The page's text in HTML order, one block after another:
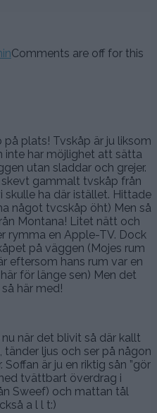
Comments are off for this
plats! Tvskåp är ju liksom
har möjlighet att sätta
utan sladdar och grejer.
gammalt tvskåp från
skulle ha där istället. Hittade
något tvcskåp öht) Men så
Montana! Litet nätt och
rymma en Apple-TV. Dock
på väggen (Mojes rum
eftersom hans rum var en
för länge sen) Men det
här med!
när det blivit så där kallt
ljus och ser på någon
är ju en riktig sån ”gör
tvättbart överdrag i
Sweef) och mattan tål
a l l t:)